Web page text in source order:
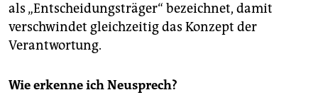
als „Entscheidungsträger“ bezeichnet, damit
verschwindet gleichzeitig das Konzept der
Verantwortung.
Wie erkenne ich Neusprech?